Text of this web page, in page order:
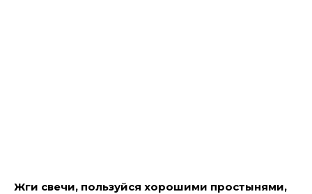
Жги свечи, пользуйся хорошими простынями,